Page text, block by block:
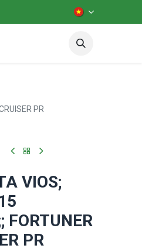
PR
VIOS;
FORTUNER
PR